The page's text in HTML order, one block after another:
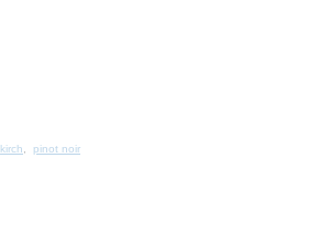
kirch pinot noir